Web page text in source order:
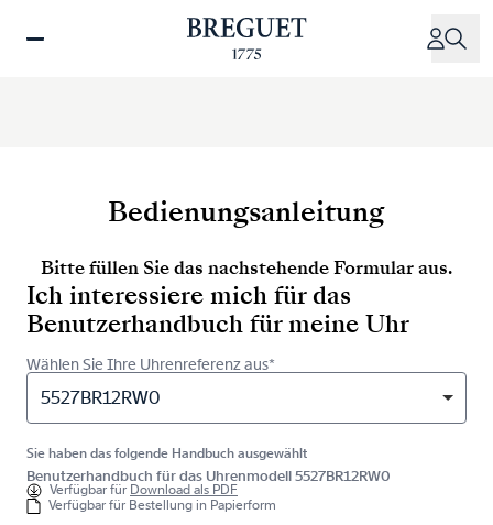
zum
Bedienungsanleitung
Bitte füllen Sie das nachstehende Formular aus.
Ich interessiere mich für das
Benutzerhandbuch für meine Uhr
Wählen Sie Ihre Uhrenreferenz aus*
5527BR12RW0
Sie haben das folgende Handbuch ausgewählt
Benutzerhandbuch für das Uhrenmodell 5527BR12RW0
Verfügbar für Download als PDF
Verfügbar für Bestellung in Papierform